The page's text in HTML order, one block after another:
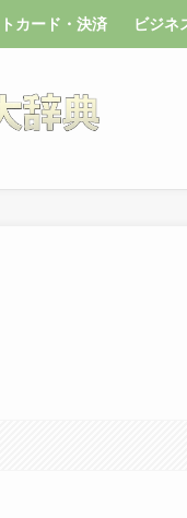
カード・決済 ビジネ